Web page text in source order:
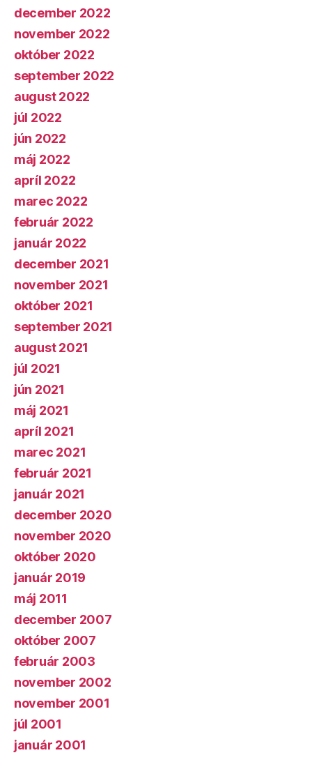
december 2022
november 2022
október 2022
september 2022
august 2022
júl 2022
jún 2022
máj 2022
apríl 2022
marec 2022
február 2022
január 2022
december 2021
november 2021
október 2021
september 2021
august 2021
júl 2021
jún 2021
máj 2021
apríl 2021
marec 2021
február 2021
január 2021
december 2020
november 2020
október 2020
január 2019
máj 2011
december 2007
október 2007
február 2003
november 2002
november 2001
júl 2001
január 2001